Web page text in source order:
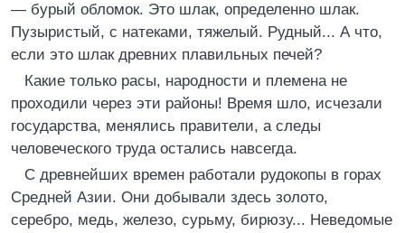
— бурый обломок. Это шлак, определенно шлак.
Пузыристый, с натеками, тяжелый. Рудный... А что,
если это шлак древних плавильных печей?
Какие только расы, народности и племена не
проходили через эти районы! Время шло, исчезали
государства, менялись правители, а следы
человеческого труда остались навсегда.
С древнейших времен работали рудокопы в горах
Средней Азии. Они добывали здесь золото,
серебро, медь, железо, сурьму, бирюзу... Неведомые